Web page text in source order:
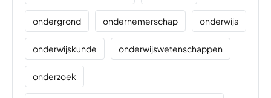
ondergrond ondernemerschap onderwijs
onderwijskunde onderwijswetenschappen
onderzoek